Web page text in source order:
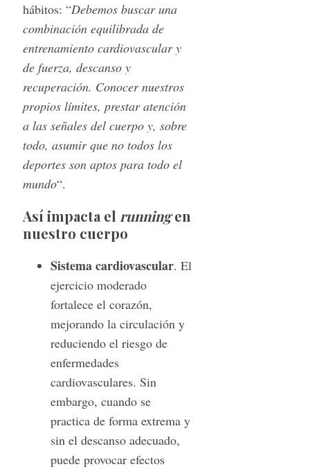
hábitos: “Debemos buscar una
combinación equilibrada de
entrenamiento cardiovascular y
de fuerza, descanso y
recuperación. Conocer nuestros
propios límites, prestar atención
a las señales del cuerpo y, sobre
todo, asumir que no todos los
deportes son aptos para todo el
mundo“.
Así impacta el runningen
nuestro cuerpo
Sistema cardiovascular. El
ejercicio moderado
fortalece el corazón,
mejorando la circulación y
reduciendo el riesgo de
enfermedades
cardiovasculares. Sin
embargo, cuando se
practica de forma extrema y
sin el descanso adecuado,
puede provocar efectos
e
a
r
c
f
o
r